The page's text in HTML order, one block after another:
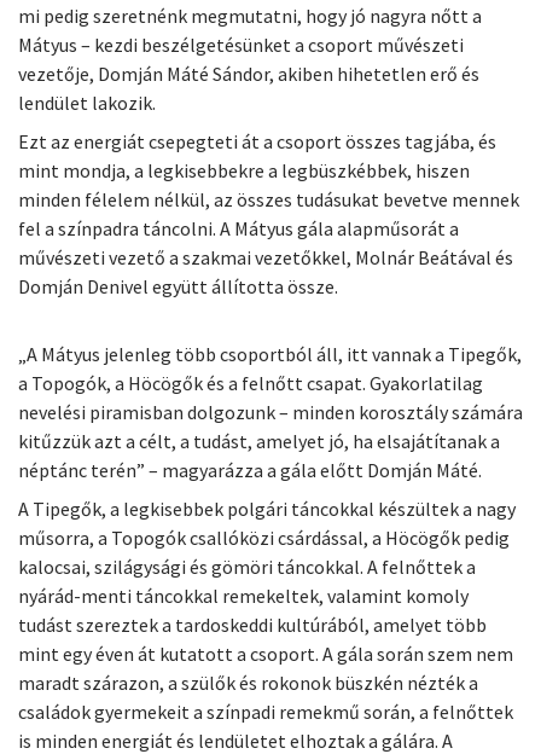
mi pedig szeretnénk megmutatni, hogy jó nagyra nőtt a
Mátyus – kezdi beszélgetésünket a csoport művészeti
vezetője, Domján Máté Sándor, akiben hihetetlen erő és
lendület lakozik.
Ezt az energiát csepegteti át a csoport összes tagjába, és
mint mondja, a legkisebbekre a legbüszkébbek, hiszen
minden félelem nélkül, az összes tudásukat bevetve mennek
fel a színpadra táncolni. A Mátyus gála alapműsorát a
művészeti vezető a szakmai vezetőkkel, Molnár Beátával és
Domján Denivel együtt állította össze.
„A Mátyus jelenleg több csoportból áll, itt vannak a Tipegők,
a Topogók, a Höcögők és a felnőtt csapat. Gyakorlatilag
nevelési piramisban dolgozunk – minden korosztály számára
kitűzzük azt a célt, a tudást, amelyet jó, ha elsajátítanak a
néptánc terén” – magyarázza a gála előtt Domján Máté.
A Tipegők, a legkisebbek polgári táncokkal készültek a nagy
műsorra, a Topogók csallóközi csárdással, a Höcögők pedig
kalocsai, szilágysági és gömöri táncokkal. A felnőttek a
nyárád-menti táncokkal remekeltek, valamint komoly
tudást szereztek a tardoskeddi kultúrából, amelyet több
mint egy éven át kutatott a csoport. A gála során szem nem
maradt szárazon, a szülők és rokonok büszkén nézték a
családok gyermekeit a színpadi remekmű során, a felnőttek
is minden energiát és lendületet elhoztak a gálára. A